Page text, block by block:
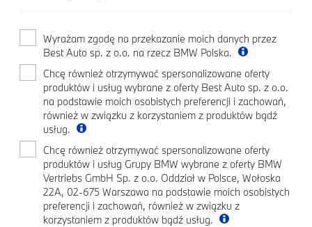
Wyrażam zgodę na przekazanie moich danych przez
Best Auto sp. z o.o. na rzecz BMW Polska.
Chcę również otrzymywać spersonalizowane oferty
produktów i usług wybrane z oferty Best Auto sp. z o.o.
na podstawie moich osobistych preferencji i zachowań,
również w związku z korzystaniem z produktów bądź
usług.
Chcę również otrzymywać spersonalizowane oferty
produktów i usług Grupy BMW wybrane z oferty BMW
Vertriebs GmbH Sp. z o.o. Oddział w Polsce, Wołoska
22A, 02-675 Warszawa na podstawie moich osobistych
preferencji i zachowań, również w związku z
korzystaniem z produktów bądź usług.